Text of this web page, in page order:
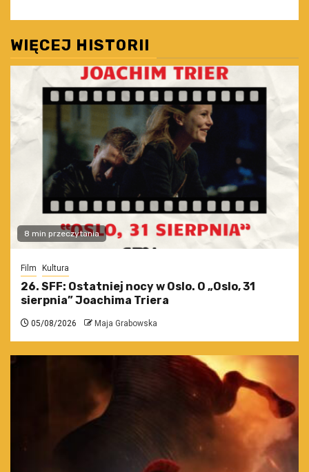
WIĘCEJ HISTORII
8 min przeczytania
Film Kultura
26. SFF: Ostatniej nocy w Oslo. O „Oslo, 31
sierpnia” Joachima Triera
05/08/2026 Maja Grabowska